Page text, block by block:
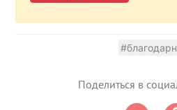
Поделиться в